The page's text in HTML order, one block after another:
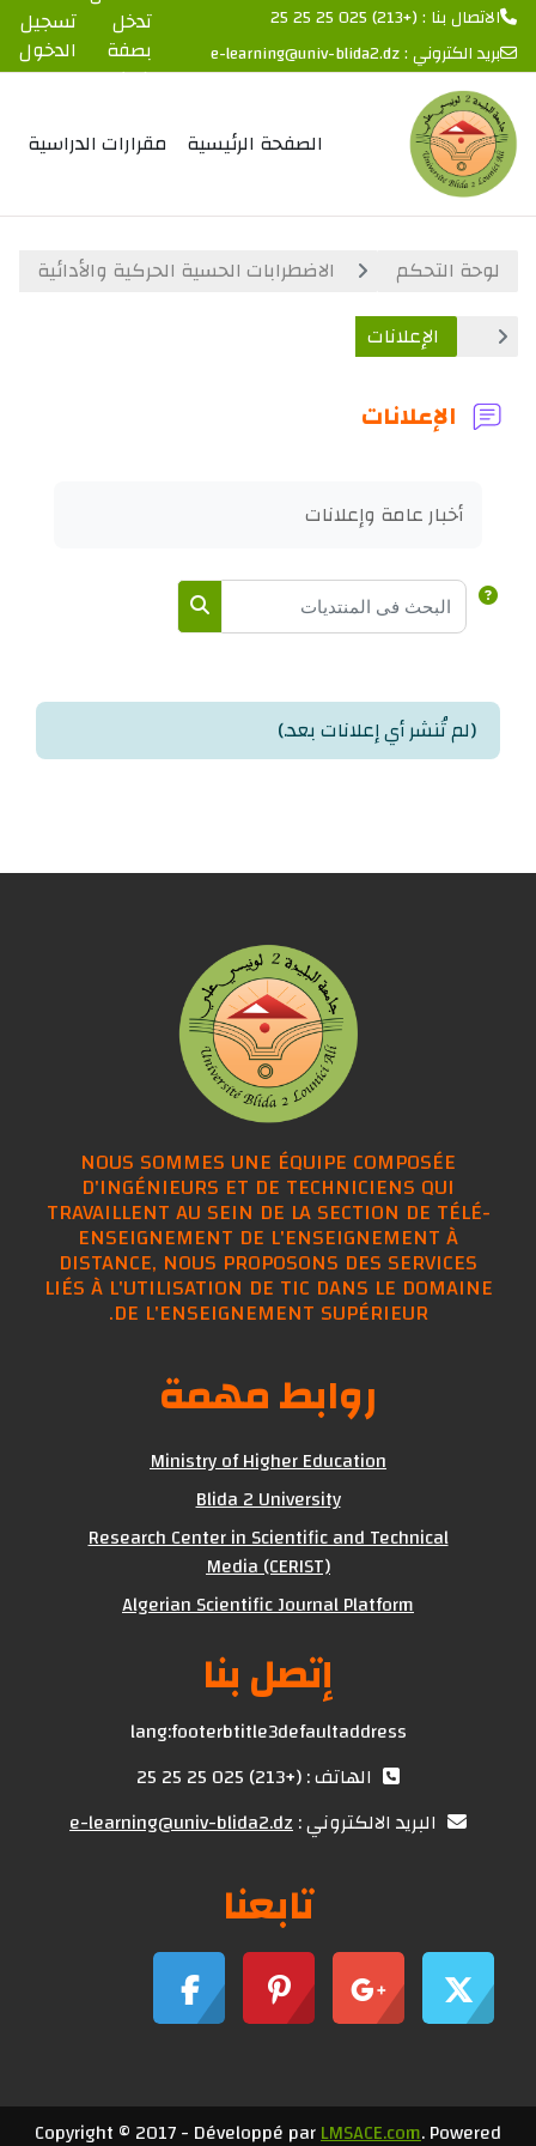
تخطى إلى المحتوى الرئيسي
الاتصال بنا : (+213) 025 25 25 25
بريد الكتروني :e-learning@univ-blida2.dz
تدخل
بصفة
ضيف
تسجيل
الدخول
الصفحة الرئيسية مقرارات الدراسية
لوحة التحكم
الاضطرابات الحسية الحركية والأدائية
الإعلانات
الإعلانات
متطلبات الإكمال
أخبار عامة وإعلانات
البحث في المنتديات
البحث في المنتديات
(لم تُنشر أي إعلانات بعد.)
NOUS SOMMES UNE ÉQUIPE COMPOSÉE
D'INGÉNIEURS ET DE TECHNICIENS QUI
TRAVAILLENT AU SEIN DE LA SECTION DE TÉLÉ-
ENSEIGNEMENT DE L'ENSEIGNEMENT À
DISTANCE, NOUS PROPOSONS DES SERVICES
LIÉS À L'UTILISATION DE TIC DANS LE DOMAINE
DE L'ENSEIGNEMENT SUPÉRIEUR.
روابط مهمة
Ministry of Higher Education
Blida 2 University
Research Center in Scientific and Technical
Media (CERIST)
Algerian Scientific Journal Platform
إتصل بنا
lang:footerbtitle3defaultaddress
الهاتف : (+213) 025 25 25 25
البريد الالكتروني :e-learning@univ-blida2.dz
تابعنا
Copyright © 2017 - Développé parLMSACE.com. Powered